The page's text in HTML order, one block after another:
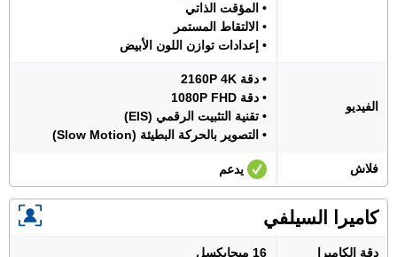
• المؤقت الذاتي
• الالتقاط المستمر
• إعدادات توازن اللون الأبيض
الفيديو
• دقة 2160P 4K
• دقة 1080P FHD
• تقنية التثبيت الرقمي (EIS)
• التصوير بالحركة البطيئة (Slow Motion)
فلاش يدعم
كاميرا السيلفي
دقة الكاميرا 16 ميجابكسل